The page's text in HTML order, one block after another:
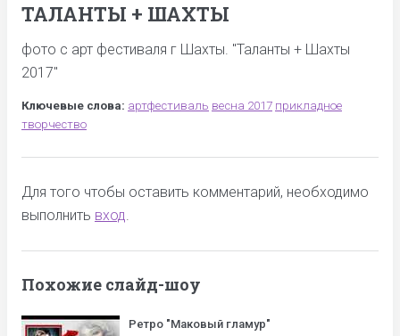
ТАЛАНТЫ + ШАХТЫ
фото с арт фестиваля г Шахты. "Таланты + Шахты
2017"
Ключевые слова: артфестиваль весна 2017 прикладное
творчество
Для того чтобы оставить комментарий, необходимо
выполнить вход.
Похожие слайд-шоу
Ретро "Маковый гламур"